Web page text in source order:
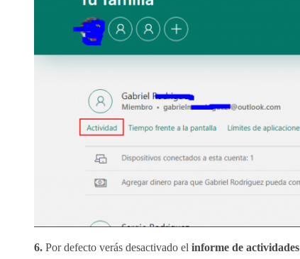
6. Por defecto verás desactivado el informe de actividades